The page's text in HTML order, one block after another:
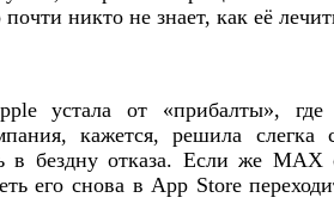
никто не знает, как её
устала от «прибалты», где
кажется, решила слегка
в бездну отказа. Если же MAX
его снова в App Store